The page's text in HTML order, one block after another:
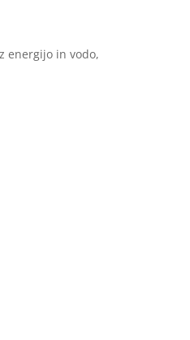
energijo in vodo,